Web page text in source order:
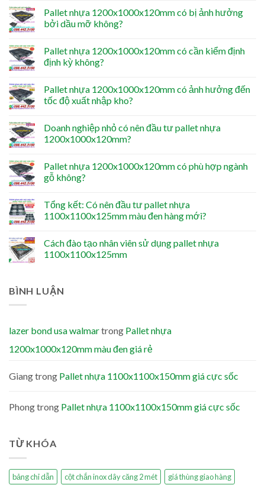
Pallet nhựa 1200x1000x120mm có bị ảnh hưởng
bởi dầu mỡ không?
Pallet nhựa 1200x1000x120mm có cần kiểm định
định kỳ không?
Pallet nhựa 1200x1000x120mm có ảnh hưởng đến
tốc độ xuất nhập kho?
Doanh nghiệp nhỏ có nên đầu tư pallet nhựa
1200x1000x120mm?
Pallet nhựa 1200x1000x120mm có phù hợp ngành
gỗ không?
Tổng kết: Có nên đầu tư pallet nhựa
1100x1100x125mm màu đen hàng mới?
Cách đào tạo nhân viên sử dụng pallet nhựa
1100x1100x125mm
BÌNH LUẬN
lazer bond usa walmartrong Pallet nhựa
1200x1000x120mm màu đen giá rẻ
Giangtrong Pallet nhựa 1100x1100x150mm giá cực sốc
Phongtrong Pallet nhựa 1100x1100x150mm giá cực sốc
TỪ KHÓA
bảng chỉ dẫn cột chắn inox dây căng 2 mét giá thùng giao hàng